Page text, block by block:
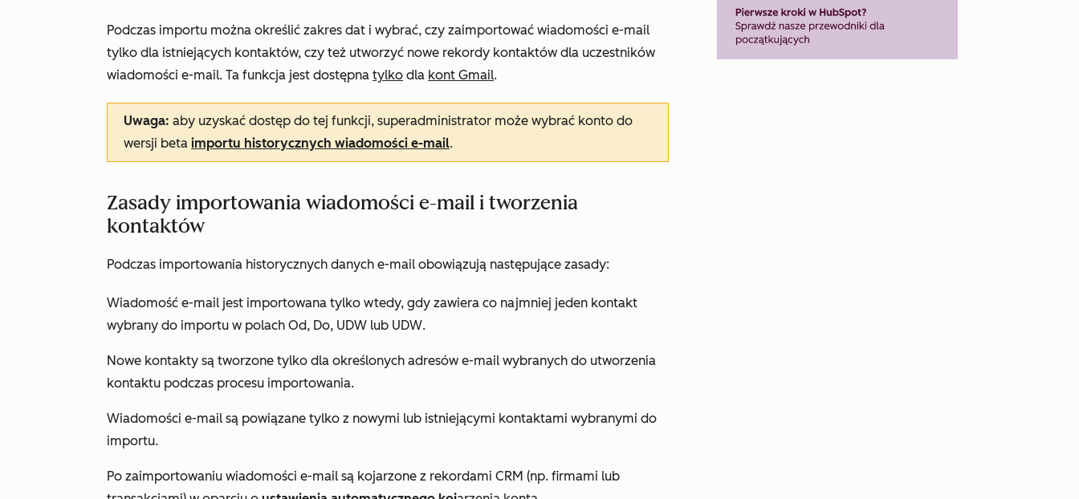
Podczas importu można określić zakres dat i wybrać, czy zaimportować wiadomości e-mail
tylko dla istniejących kontaktów, czy też utworzyć nowe rekordy kontaktów dla uczestników
wiadomości e-mail. Ta funkcja jest dostępna tylko dla kont Gmail.
Uwaga: aby uzyskać dostęp do tej funkcji, superadministrator może wybrać konto do
wersji beta importu historycznych wiadomości e-mail.
Zasady importowania wiadomości e-mail i tworzenia
kontaktów
Podczas importowania historycznych danych e-mail obowiązują następujące zasady:
Wiadomość e-mail jest importowana tylko wtedy, gdy zawiera co najmniej jeden kontakt
wybrany do importu w polach Od, Do, UDW lub UDW.
Nowe kontakty są tworzone tylko dla określonych adresów e-mail wybranych do utworzenia
kontaktu podczas procesu importowania.
Wiadomości e-mail są powiązane tylko z nowymi lub istniejącymi kontaktami wybranymi do
importu.
Po zaimportowaniu wiadomości e-mail są kojarzone z rekordami CRM (np. firmami lub